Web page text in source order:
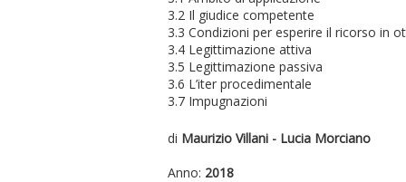
3.2 Il giudice competente
3.3 Condizioni per esperire il ricorso in
3.4 Legittimazione attiva
3.5 Legittimazione passiva
3.6 L’iter procedimentale
3.7 Impugnazioni
di Maurizio Villani - Lucia Morciano
Anno: 2018